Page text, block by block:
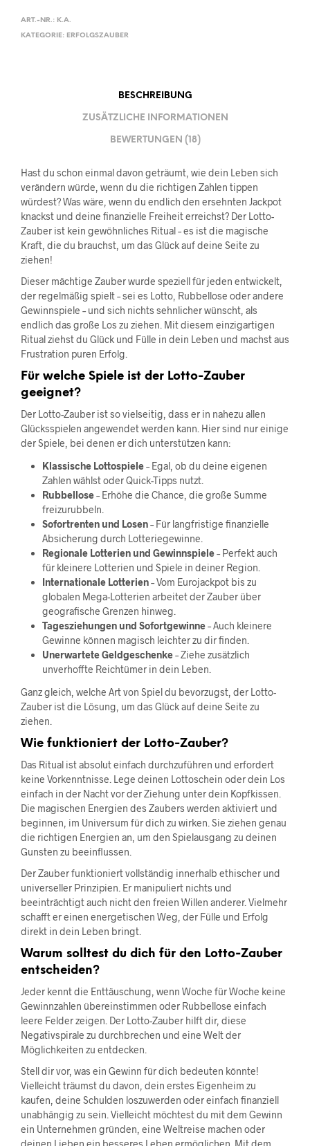
ART.-NR.: K.A.
KATEGORIE: ERFOLGSZAUBER
BESCHREIBUNG
ZUSÄTZLICHE INFORMATIONEN
BEWERTUNGEN (18)
Hast du schon einmal davon geträumt, wie dein Leben sich
verändern würde, wenn du die richtigen Zahlen tippen
würdest? Was wäre, wenn du endlich den ersehnten Jackpot
knackst und deine finanzielle Freiheit erreichst? Der Lotto-
Zauber ist kein gewöhnliches Ritual – es ist die magische
Kraft, die du brauchst, um das Glück auf deine Seite zu
ziehen!
Dieser mächtige Zauber wurde speziell für jeden entwickelt,
der regelmäßig spielt – sei es Lotto, Rubbellose oder andere
Gewinnspiele – und sich nichts sehnlicher wünscht, als
endlich das große Los zu ziehen. Mit diesem einzigartigen
Ritual ziehst du Glück und Fülle in dein Leben und machst aus
Frustration puren Erfolg.
Für welche Spiele ist der Lotto-Zauber
geeignet?
Der Lotto-Zauber ist so vielseitig, dass er in nahezu allen
Glücksspielen angewendet werden kann. Hier sind nur einige
der Spiele, bei denen er dich unterstützen kann:
Klassische Lottospiele– Egal, ob du deine eigenen
Zahlen wählst oder Quick-Tipps nutzt.
Rubbellose– Erhöhe die Chance, die große Summe
freizurubbeln.
Sofortrenten und Losen– Für langfristige finanzielle
Absicherung durch Lotteriegewinne.
Regionale Lotterien und Gewinnspiele– Perfekt auch
für kleinere Lotterien und Spiele in deiner Region.
Internationale Lotterien– Vom Eurojackpot bis zu
globalen Mega-Lotterien arbeitet der Zauber über
geografische Grenzen hinweg.
Tagesziehungen und Sofortgewinne– Auch kleinere
Gewinne können magisch leichter zu dir finden.
Unerwartete Geldgeschenke– Ziehe zusätzlich
unverhoffte Reichtümer in dein Leben.
Ganz gleich, welche Art von Spiel du bevorzugst, der Lotto-
Zauber ist die Lösung, um das Glück auf deine Seite zu
ziehen.
Wie funktioniert der Lotto-Zauber?
Das Ritual ist absolut einfach durchzuführen und erfordert
keine Vorkenntnisse. Lege deinen Lottoschein oder dein Los
einfach in der Nacht vor der Ziehung unter dein Kopfkissen.
Die magischen Energien des Zaubers werden aktiviert und
beginnen, im Universum für dich zu wirken. Sie ziehen genau
die richtigen Energien an, um den Spielausgang zu deinen
Gunsten zu beeinflussen.
Der Zauber funktioniert vollständig innerhalb ethischer und
universeller Prinzipien. Er manipuliert nichts und
beeinträchtigt auch nicht den freien Willen anderer. Vielmehr
schafft er einen energetischen Weg, der Fülle und Erfolg
direkt in dein Leben bringt.
Warum solltest du dich für den Lotto-Zauber
entscheiden?
Jeder kennt die Enttäuschung, wenn Woche für Woche keine
Gewinnzahlen übereinstimmen oder Rubbellose einfach
leere Felder zeigen. Der Lotto-Zauber hilft dir, diese
Negativspirale zu durchbrechen und eine Welt der
Möglichkeiten zu entdecken.
Stell dir vor, was ein Gewinn für dich bedeuten könnte!
Vielleicht träumst du davon, dein erstes Eigenheim zu
kaufen, deine Schulden loszuwerden oder einfach finanziell
unabhängig zu sein. Vielleicht möchtest du mit dem Gewinn
ein Unternehmen gründen, eine Weltreise machen oder